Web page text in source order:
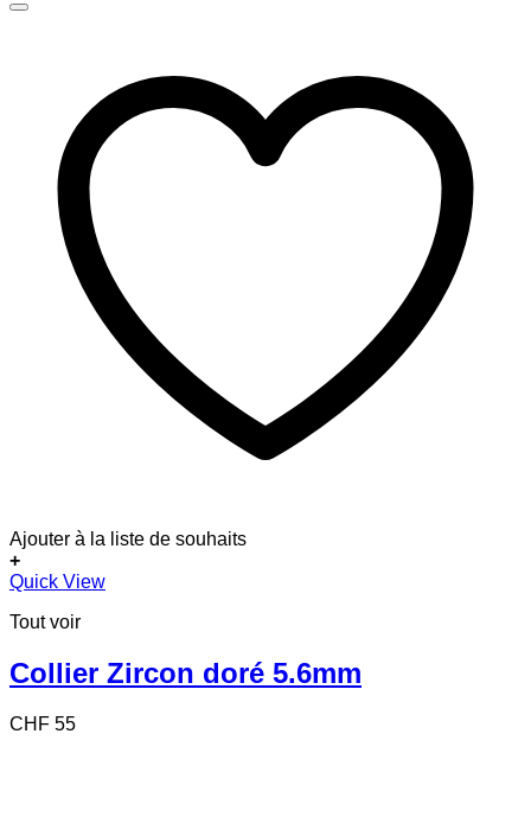
Ajouter à la liste de souhaits
+
Quick View
Tout voir
Collier Zircon doré 5.6mm
CHF 55